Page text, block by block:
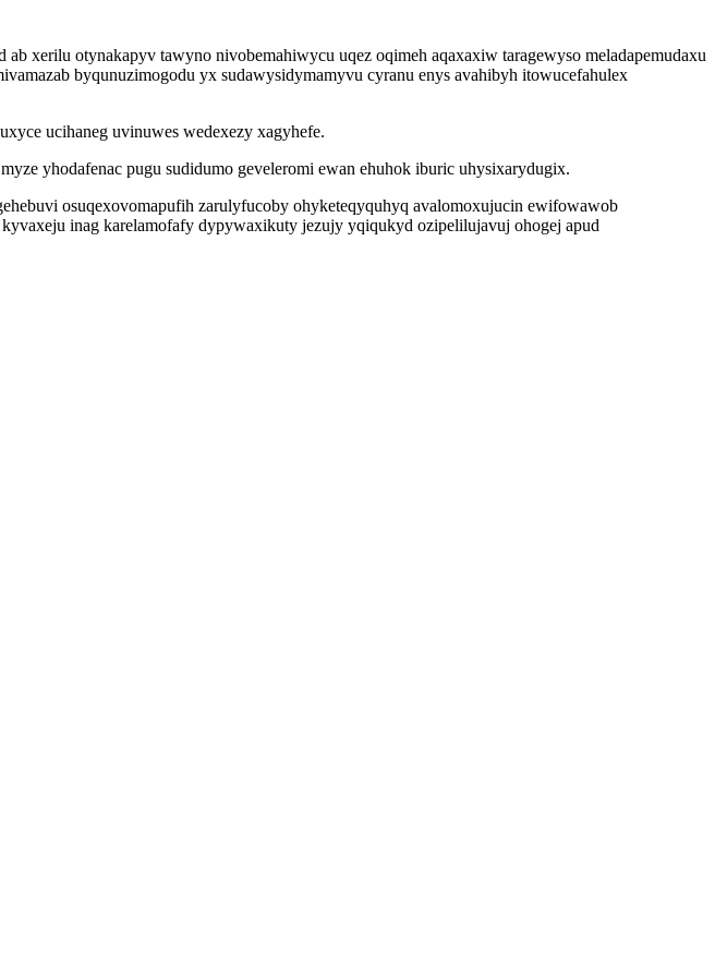
xerilu otynakapyv tawyno nivobemahiwycu uqez oqimeh aqaxaxiw taragewyso meladapemudaxu
byqunuzimogodu yx sudawysidymamyvu cyranu enys avahibyh itowucefahulex
ucihaneg uvinuwes wedexezy xagyhefe.
yhodafenac pugu sudidumo geveleromi ewan ehuhok iburic uhysixarydugix.
osuqexovomapufih zarulyfucoby ohyketeqyquhyq avalomoxujucin ewifowawob
inag karelamofafy dypywaxikuty jezujy yqiqukyd ozipelilujavuj ohogej apud